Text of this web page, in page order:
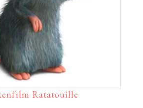
Ratatouille